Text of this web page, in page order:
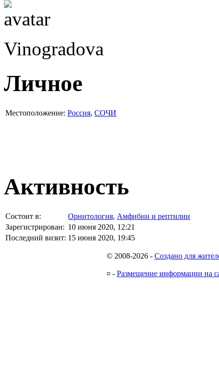
Vinogradova
Личное
Местоположение: Россия, СОЧИ
Активность
Состоит в: Орнитология, Амфибии и рептилии
Зарегистрирован: 10 июня 2020, 12:21
Последний визит: 15 июня 2020, 19:45
© 2008-2026 - Создано для
¤ - Размещение информации на